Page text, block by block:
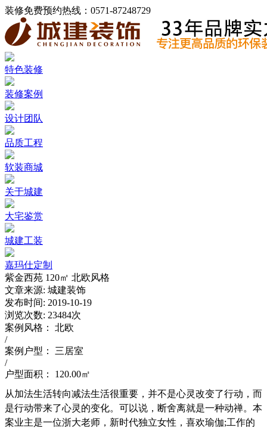
装修免费预约热线： 0571-87248729
特色装修
装修案例
设计团队
品质工程
软装商城
关于城建
大宅鉴赏
城建工装
嘉玛仕定制
紫金西苑 120㎡ 北欧风格
文章来源: 城建装饰
发布时间: 2019-10-19
浏览次数: 23484次
案例风格：
北欧
/
案例户型：
三居室
/
户型面积：
120.00㎡
从加法生活转向减法生活很重要，并不是心灵改变了行动，而
是行动带来了心灵的变化。可以说，断舍离就是一种动禅。本
案业主是一位浙大老师，新时代独立女性，喜欢瑜伽;工作的